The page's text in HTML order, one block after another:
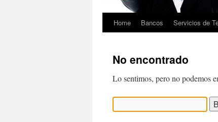
Home Bancos Servicios de
No encontrado
Lo sentimos, pero no podemos